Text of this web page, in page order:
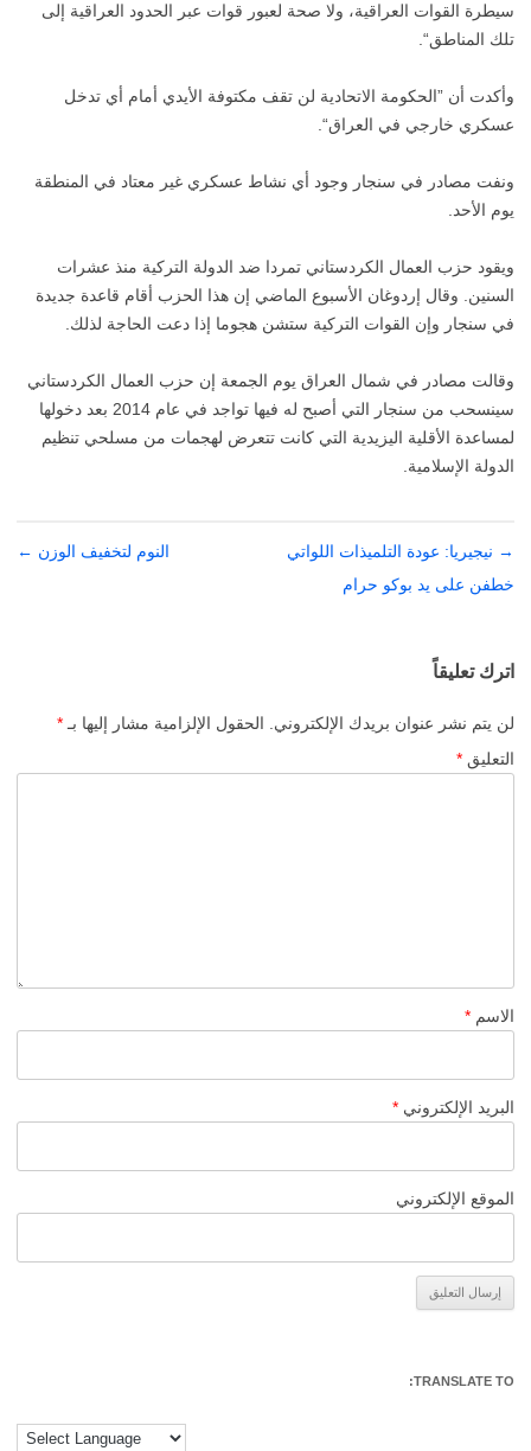
سيطرة القوات العراقية، ولا صحة لعبور قوات عبر الحدود العراقية إلى
تلك المناطق“.
وأكدت أن ”الحكومة الاتحادية لن تقف مكتوفة الأيدي أمام أي تدخل
عسكري خارجي في العراق“.
ونفت مصادر في سنجار وجود أي نشاط عسكري غير معتاد في المنطقة
يوم الأحد.
ويقود حزب العمال الكردستاني تمردا ضد الدولة التركية منذ عشرات
السنين. وقال إردوغان الأسبوع الماضي إن هذا الحزب أقام قاعدة جديدة
في سنجار وإن القوات التركية ستشن هجوما إذا دعت الحاجة لذلك.
وقالت مصادر في شمال العراق يوم الجمعة إن حزب العمال الكردستاني
سينسحب من سنجار التي أصبح له فيها تواجد في عام 2014 بعد دخولها
لمساعدة الأقلية اليزيدية التي كانت تتعرض لهجمات من مسلحي تنظيم
الدولة الإسلامية.
تصفّح
المقالات
→ نيجيريا: عودة التلميذات اللواتي
خطفن على يد بوكو حرام
النوم لتخفيف الوزن ←
اترك تعليقاً
لن يتم نشر عنوان بريدك الإلكتروني. الحقول الإلزامية مشار إليها بـ *
التعليق *
الاسم *
البريد الإلكتروني *
الموقع الإلكتروني
TRANSLATE TO: